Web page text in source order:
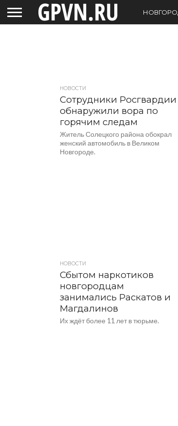
НОВОСТИ
Сотрудники Росгвардии
обнаружили вора по
горячим следам
Житель Солецкого района обокрал
женский автомобиль в Великом
Новгороде.
НОВОСТИ
Сбытом наркотиков
новгородцам
занимались Раскатов и
Магдалинов
Их ждёт более 11 лет в тюрьме.